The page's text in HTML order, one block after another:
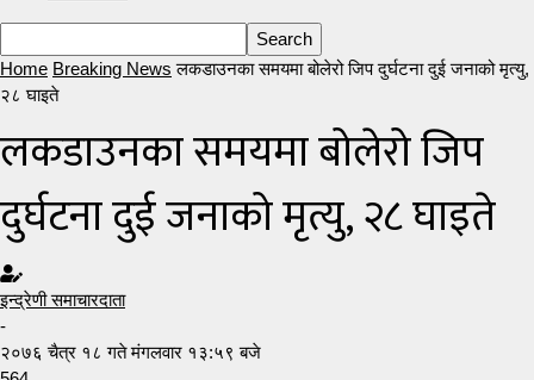
Home Breaking News लकडाउनका समयमा बोलेरो जिप दुर्घटना दुई जनाको मृत्यु,
२८ घाइते
लकडाउनका समयमा बोलेरो जिप
दुर्घटना दुई जनाको मृत्यु, २८ घाइते
इन्द्रेणी समाचारदाता
-
२०७६ चैत्र १८ गते मंगलवार १३:५९ बजे